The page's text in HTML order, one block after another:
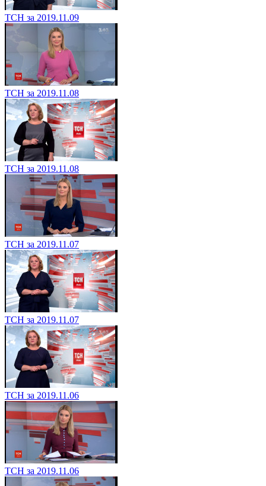
ТСН за 2019.11.09
ТСН за 2019.11.08
ТСН за 2019.11.08
ТСН за 2019.11.07
ТСН за 2019.11.07
ТСН за 2019.11.06
ТСН за 2019.11.06